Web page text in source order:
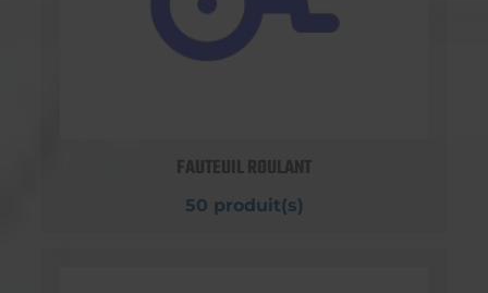
FAUTEUIL ROULANT
50 produit(s)